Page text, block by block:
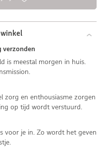
verzonden
is meestal morgen in huis.
zorg en enthousiasme zorgen
op tijd wordt verstuurd.
voor je in. Zo wordt het geven